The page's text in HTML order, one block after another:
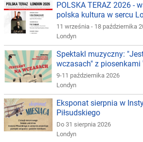
POLSKA TERAZ 2026 -
polska kultura w sercu
11 września - 18 października
Londyn
Spektakl muzyczny:
wczasach" z piosenkami
9-11 października 2026
Londyn
Eksponat sierpnia w
Piłsudskiego
Do 31 sierpnia 2026
Londyn